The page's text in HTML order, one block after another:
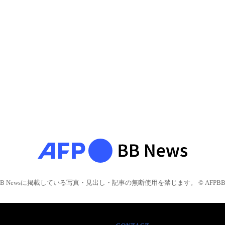
Newsに掲載している写真・見出し・記事の無断使用を禁じます。 © AFPBB